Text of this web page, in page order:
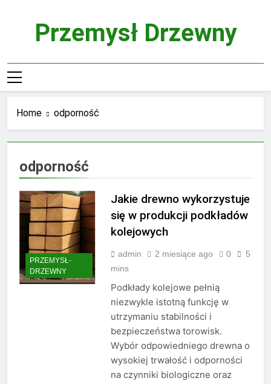
Przemysł Drzewny
Home odporność
odporność
PRZEMYSŁ-
DRZEWNY
Jakie drewno wykorzystuje
się w produkcji podkładów
kolejowych
admin 2 miesiące ago 0
5
mins
Podkłady kolejowe pełnią
niezwykle istotną funkcję w
utrzymaniu stabilności i
bezpieczeństwa torowisk.
Wybór odpowiedniego drewna o
wysokiej trwałość i odporności
na czynniki biologiczne oraz